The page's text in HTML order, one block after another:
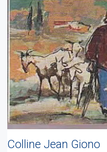
Colline Jean Giono